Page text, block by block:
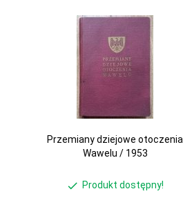
Przemiany dziejowe otoczenia
Wawelu / 1953
Produkt dostępny!